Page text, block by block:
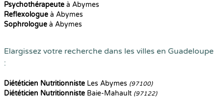
Psychothérapeute à Abymes
Reflexologue à Abymes
Sophrologue à Abymes
Elargissez votre recherche dans les villes en Guadeloupe
:
Diététicien Nutritionniste Les Abymes (97100)
Diététicien Nutritionniste Baie-Mahault (97122)